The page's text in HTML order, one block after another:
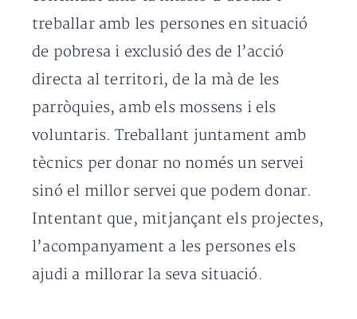
treballar amb les persones en situació
de pobresa i exclusió des de l’acció
directa al territori, de la mà de les
parròquies, amb els mossens i els
voluntaris. Treballant juntament amb
tècnics per donar no només un servei
sinó el millor servei que podem donar.
Intentant que, mitjançant els projectes,
l’acompanyament a les persones els
ajudi a millorar la seva situació.